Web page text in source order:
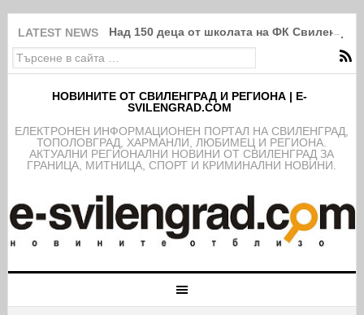
LATEST NEWS Над 150 деца от школата на ФК
НОВИНИТЕ ОТ СВИЛЕНГРАД И РЕГИОНА | E-
SVILENGRAD.COM
EЛЕКТРОНЕН ИНФОРМАЦИОНЕН ПОРТАЛ НА СВИЛЕНГРАД,
ТОПОЛОВГРАД, ХАРМАНЛИ, ЛЮБИМЕЦ И РЕГИОНА.
АКТУАЛНИ РЕГИОНАЛНИ НОВИНИ ОТ СВИЛЕНГРАД ЗА
ГРАНИЦА, МИТНИЦА, СПОРТ И КРИМИНАЛНИ НОВИНИ.